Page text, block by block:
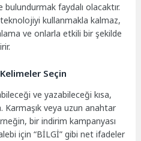
faydalı olacaktır.
teknolojiyi kullanmakla kalmaz,
ve onlarla etkili bir şekilde
Seçin
ve yazabileceği kısa,
Karmaşık veya uzun anahtar
bir indirim kampanyası
için “BİLGİ” gibi net ifadeler